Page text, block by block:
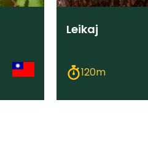
Leikaj
120m